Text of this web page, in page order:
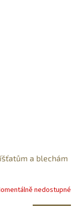
a blechám
nedostupné